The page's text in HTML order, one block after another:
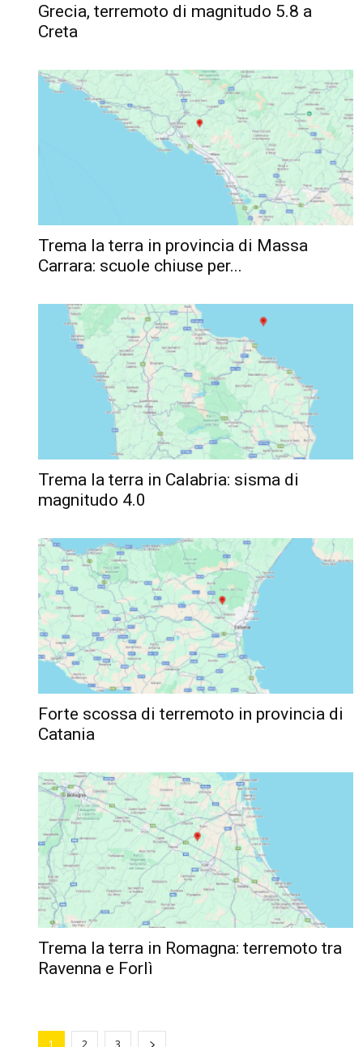
Grecia, terremoto di magnitudo 5.8 a
Creta
Trema la terra in provincia di Massa
Carrara: scuole chiuse per...
Trema la terra in Calabria: sisma di
magnitudo 4.0
Forte scossa di terremoto in provincia di
Catania
Trema la terra in Romagna: terremoto tra
Ravenna e Forlì
1 2 3